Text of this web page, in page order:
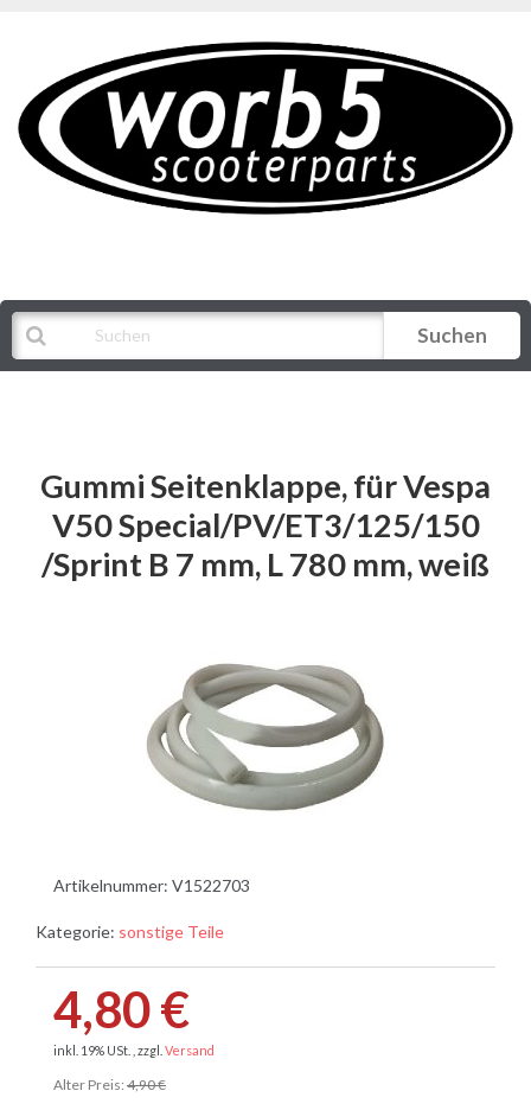
Suchen
Gummi Seitenklappe, für Vespa
V50 Special/PV/ET3/125/150
/Sprint B 7 mm, L 780 mm, weiß
Artikelnummer: V1522703
Kategorie: sonstige Teile
4,80 €
inkl. 19% USt. , zzgl. Versand
Alter Preis: 4,90 €